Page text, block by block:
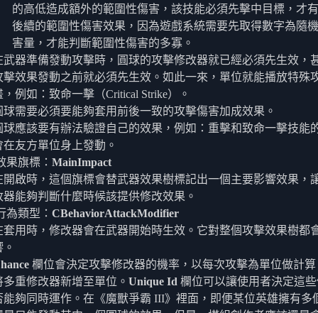
的高低造成額外的範圍性傷害，該技能必須先擊中目標，才
後續的範圍性傷害效果，因為遊戲系統需要先取得數字為隨
害量，才能判斷範圍性傷害的多寡。
武器準備發動攻擊時，圓球的攻擊修改器就已經必須先生效，
擊效果發動之前就必須先生效。如此一來，單位就能播放特殊
，例如：致命一擊（Critical Strike）。
球需要必須要能夠套用前後一致的攻擊傷害加成效果。
球應該要有辦法驗證自己的效果，例如：重擊和致命一擊技能
在友方單位身上發動。
果旗標： MainImpact
開啟時，這個旗標會替武器效果樹標記出一個主要影響效果，
器能夠判斷什麼時候該提供修改效果。
為類型： CBehaviorAttackModifier
套用時，修改器會在武器開始時生效。它對整個攻擊效果樹都
欄位會決定攻擊修改器的機率，以每次攻擊為單位做計算
多重修改器新增至單位。 Unique Id 欄位可以讓使用者決定這
能夠同時運作。在《魔獸爭霸 III》裡面，即便某位英雄擁有多